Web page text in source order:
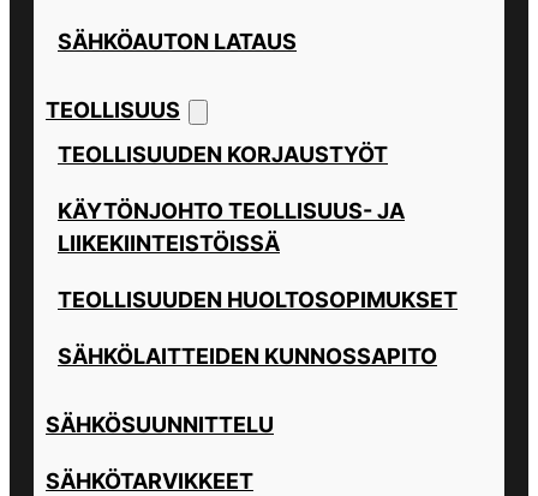
SÄHKÖAUTON LATAUS
TEOLLISUUS
TEOLLISUUDEN KORJAUSTYÖT
KÄYTÖNJOHTO TEOLLISUUS- JA
LIIKEKIINTEISTÖISSÄ
TEOLLISUUDEN HUOLTOSOPIMUKSET
SÄHKÖLAITTEIDEN KUNNOSSAPITO
SÄHKÖSUUNNITTELU
SÄHKÖTARVIKKEET